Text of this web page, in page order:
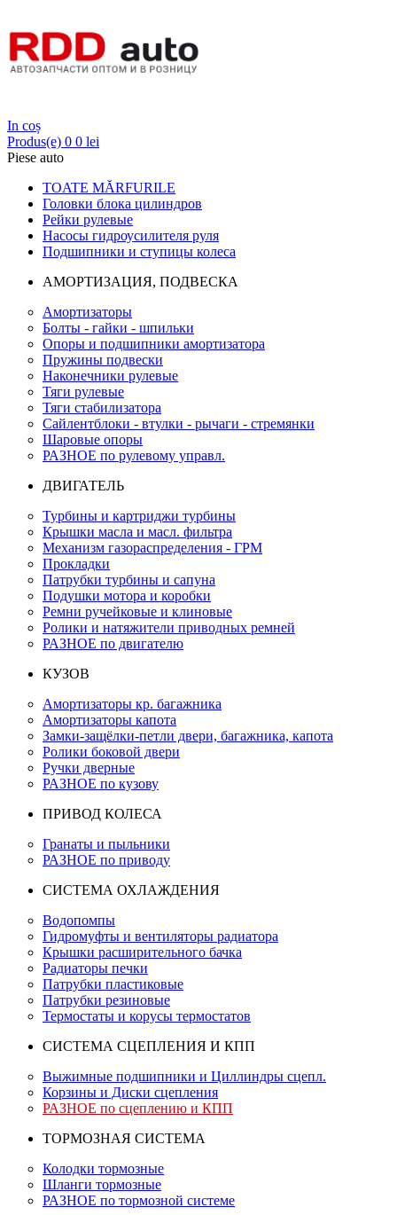
In coș
Produs(e) 0 0 lei
Piese auto
TOATE MĂRFURILE
Головки блока цилиндров
Рейки рулевые
Насосы гидроусилителя руля
Подшипники и ступицы колеса
АМОРТИЗАЦИЯ, ПОДВЕСКА
Амортизаторы
Болты - гайки - шпильки
Опоры и подшипники амортизатора
Пружины подвески
Наконечники рулевые
Тяги рулевые
Тяги стабилизатора
Сайлентблоки - втулки - рычаги - стремянки
Шаровые опоры
РАЗНОЕ по рулевому управл.
ДВИГАТЕЛЬ
Турбины и картриджи турбины
Крышки масла и масл. фильтра
Механизм газораспределения - ГРМ
Прокладки
Патрубки турбины и сапуна
Подушки мотора и коробки
Ремни ручейковые и клиновые
Ролики и натяжители приводных ремней
РАЗНОЕ по двигателю
КУЗОВ
Амортизаторы кр. багажника
Амортизаторы капота
Замки-защёлки-петли двери, багажника, капота
Ролики боковой двери
Ручки дверные
РАЗНОЕ по кузову
ПРИВОД КОЛЕСА
Гранаты и пыльники
РАЗНОЕ по приводу
СИСТЕМА ОХЛАЖДЕНИЯ
Водопомпы
Гидромуфты и вентиляторы радиатора
Крышки расширительного бачка
Радиаторы печки
Патрубки пластиковые
Патрубки резиновые
Термостаты и корусы термостатов
СИСТЕМА СЦЕПЛЕНИЯ И КПП
Выжимные подшипники и Циллиндры сцепл.
Корзины и Диски сцепления
РАЗНОЕ по сцеплению и КПП
ТОРМОЗНАЯ СИСТЕМА
Колодки тормозные
Шланги тормозные
РАЗНОЕ по тормозной системе